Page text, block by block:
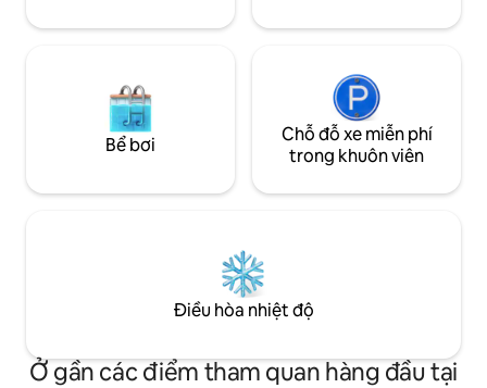
Bể bơi
Chỗ đỗ xe miễn phí
trong khuôn viên
Điều hòa nhiệt độ
Ở gần các điểm tham quan hàng đầu tại